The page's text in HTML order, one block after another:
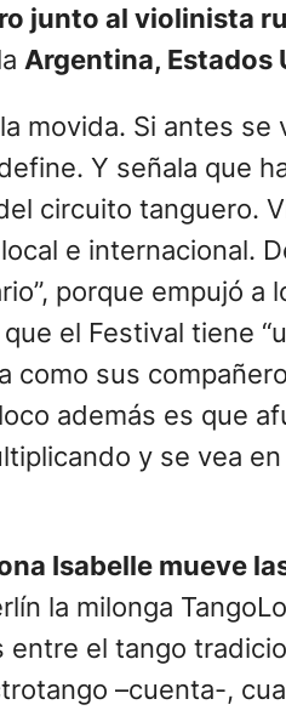
junto al violinista
Argentina, Estados
movida. Si antes
Y señala que
circuito tanguero.
e internacional.
porque empujó
el Festival tiene
como sus
además es que
y se vea
Isabelle mueve
la milonga
el tango
–cuenta-,